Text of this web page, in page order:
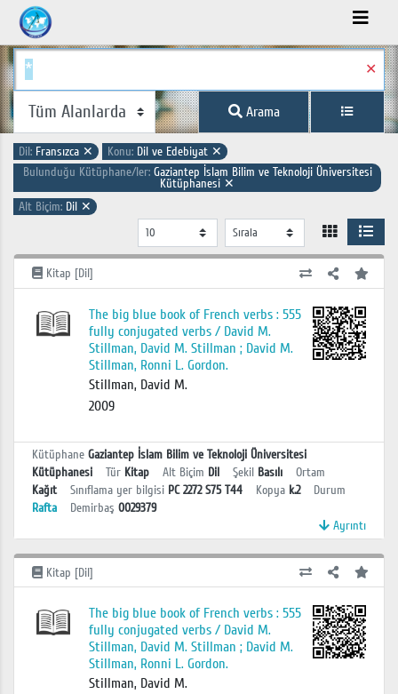
✕
Arama
Dil: Fransızca ✕ Konu: Dil ve Edebiyat ✕
Bulunduğu Kütüphane/ler: Gaziantep İslam Bilim ve Teknoloji Üniversitesi
Kütüphanesi ✕
Alt Biçim: Dil ✕
Kitap [Dil]
The big blue book of French verbs : 555
fully conjugated verbs / David M.
Stillman, David M. Stillman ; David M.
Stillman, Ronni L. Gordon.
Stillman, David M.
2009
Kütüphane Gaziantep İslam Bilim ve Teknoloji Üniversitesi
Kütüphanesi
Tür Kitap Alt Biçim Dil Şekil Basılı
Ortam
Kağıt
Sınıflama yer bilgisi PC 2272 S75 T44 Kopya k.2
Durum
Rafta
Demirbaş 0029379
Ayrıntı
Kitap [Dil]
The big blue book of French verbs : 555
fully conjugated verbs / David M.
Stillman, David M. Stillman ; David M.
Stillman, Ronni L. Gordon.
Stillman, David M.